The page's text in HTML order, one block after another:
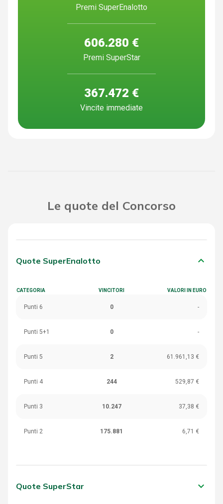
Premi SuperEnalotto
606.280 €
Premi SuperStar
367.472 €
Vincite immediate
Le quote del Concorso
Quote SuperEnalotto keyboard_arrow_down
CATEGORIA VINCITORI VALORI IN EURO
Punti 6 0 -
Punti 5+1 0 -
Punti 5 2 61.961,13 €
Punti 4 244 529,87 €
Punti 3 10.247 37,38 €
Punti 2 175.881 6,71 €
Quote SuperStar keyboard_arrow_down